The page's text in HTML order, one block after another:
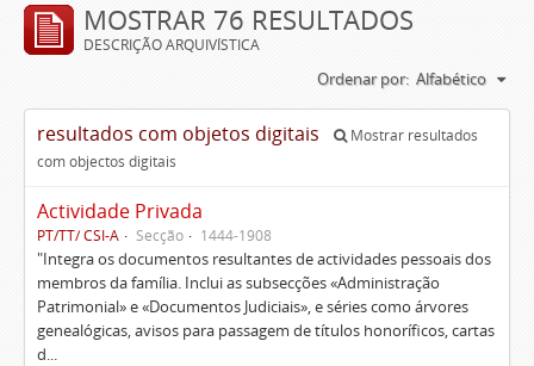
MOSTRAR 76 RESULTADOS
DESCRIÇÃO ARQUIVÍSTICA
Ordenar por: Alfabético
resultados com objetos digitais
Mostrar resultados
com objectos digitais
Actividade Privada
PT/TT/ CSI-A Secção 1444-1908
"Integra os documentos resultantes de actividades pessoais dos
membros da família. Inclui as subsecções «Administração
Patrimonial» e «Documentos Judiciais», e séries como árvores
genealógicas, avisos para passagem de títulos honoríficos, cartas
d...